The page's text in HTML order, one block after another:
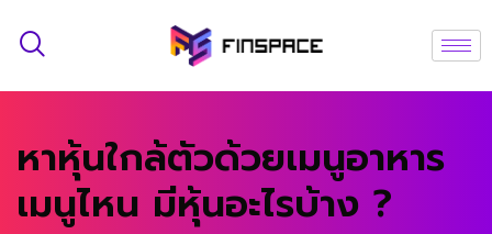
หาหุ้นใกล้ตัวด้วยเมนูอาหาร
เมนูไหน มีหุ้นอะไรบ้าง ?